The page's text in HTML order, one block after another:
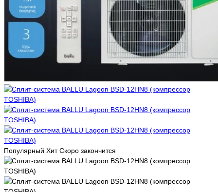
Популярный Хит Скоро закончится